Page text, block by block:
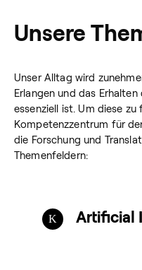
Unsere
Unser Alltag wird
Erlangen und das
essenziell ist. Um diese
Kompetenzzentrum für
die Forschung und
Themenfeldern:
Artificial